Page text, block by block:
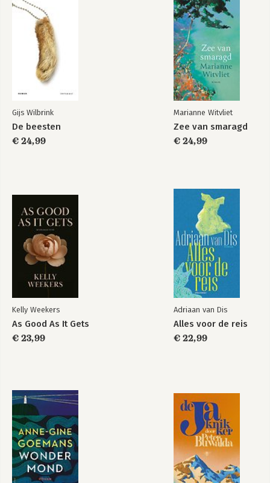
tandeloze tijd: De helleveeg'. Deze tragikomische roman werd
al snel verfilmd, met Gouden Kalf-winnares Hadewych Minis. In
december 2015 verscheen 'De ochtendgave', een historische
roman over de Vrede van Nijmegen
Stemvorken De ochtendgave
Bekijk alle boeken
Gijs Wilbrink
De beesten
€ 24,99
Marianne Witvliet
Zee van smaragd
€ 24,99
Kelly Weekers
As Good As It Gets
€ 23,99
Adriaan van Dis
Alles voor de reis
€ 22,99